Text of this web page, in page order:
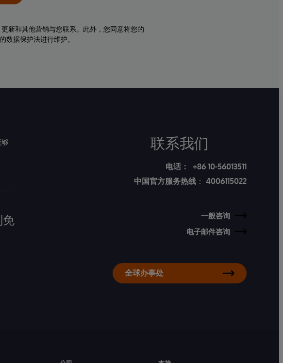
新和其他营销与您联系。此外，您同意将您的
数据保护法进行维护。
免
联系我们
电话：
+86 10-56013511
中国官方服务热线 ： 4006115022
一般咨询
电子邮件咨询
全球办事处